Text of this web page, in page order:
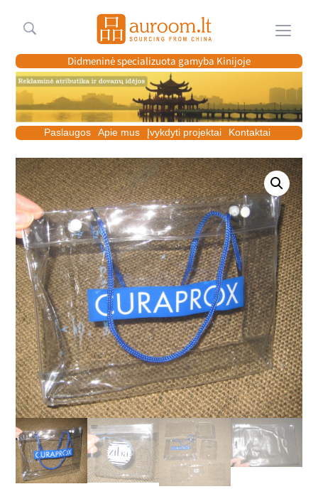
Meniu
Didmeninė specializuota gamyba Kinijoje
Paslaugos Apie mus Įvykdyti projektai Kontaktai